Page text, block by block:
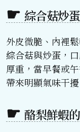
綜合菇炒
外皮微脆、內裡
綜合菇與炒蛋，
厚重，當早餐或
帶來明顯氣味干擾
酪梨鮮蝦